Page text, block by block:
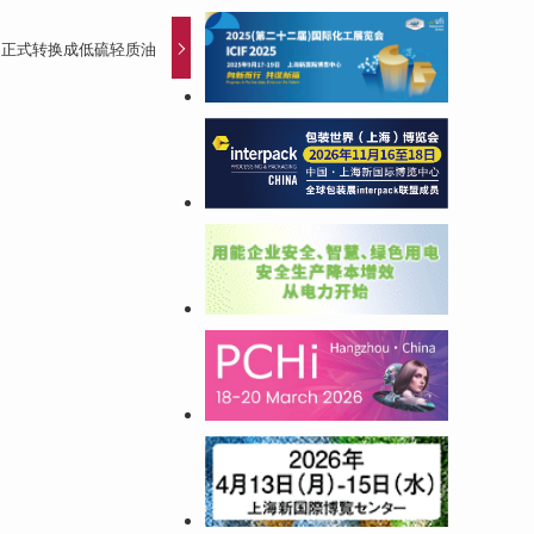
式转换成低硫轻质油